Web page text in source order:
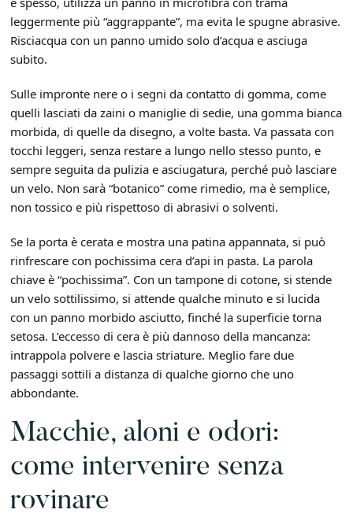
leggermente più “aggrappante”, ma evita le spugne abrasive.
Risciacqua con un panno umido solo d’acqua e asciuga
subito.
Sulle impronte nere o i segni da contatto di gomma, come
quelli lasciati da zaini o maniglie di sedie, una gomma bianca
morbida, di quelle da disegno, a volte basta. Va passata con
tocchi leggeri, senza restare a lungo nello stesso punto, e
sempre seguita da pulizia e asciugatura, perché può lasciare
un velo. Non sarà “botanico” come rimedio, ma è semplice,
non tossico e più rispettoso di abrasivi o solventi.
Se la porta è cerata e mostra una patina appannata, si può
rinfrescare con pochissima cera d’api in pasta. La parola
chiave è “pochissima”. Con un tampone di cotone, si stende
un velo sottilissimo, si attende qualche minuto e si lucida
con un panno morbido asciutto, finché la superficie torna
setosa. L’eccesso di cera è più dannoso della mancanza:
intrappola polvere e lascia striature. Meglio fare due
passaggi sottili a distanza di qualche giorno che uno
abbondante.
Macchie, aloni e odori:
come intervenire senza
rovinare